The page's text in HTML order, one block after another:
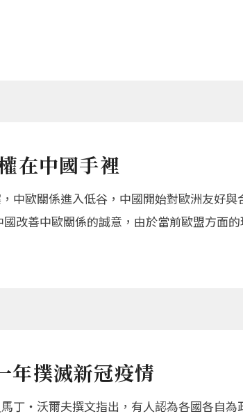
在中國手裡
中歐關係進入低谷，中國開始對歐洲友好
改善中歐關係的誠意，由於當前歐盟方面
年撲滅新冠疫情
丁‧沃爾夫撰文指出，有人認為各國各自